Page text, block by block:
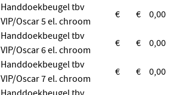
Handdoekbeugel tbv
VIP/Oscar 5 el. chroom
€ €
0,00
Handdoekbeugel tbv
VIP/Oscar 6 el. chroom
€ €
0,00
Handdoekbeugel tbv
VIP/Oscar 7 el. chroom
€ €
0,00